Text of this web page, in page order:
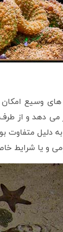
های وسیع
می دهد و از
متفاوت
و يا شرایط